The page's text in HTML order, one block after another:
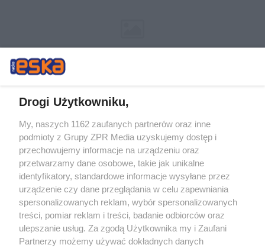
Żaden utwór zamieszczony w serwisie nie może być powielany i
rozpowszechniany lub dalej rozpowszechniany w jakikolwiek sposób (w
tym także elektroniczny lub mechaniczny) na jakimkolwiek polu
eksploatacji w jakiejkolwiek formie, włącznie z umieszczaniem w
Internecie bez pisemnej zgody właściciela praw. Jakiekolwiek użycie lub
wykorzystanie utworów w całości lub w części z naruszeniem prawa,
tzn. bez właściwej zgody, jest zabronione pod groźbą kary i może być
ścigane prawnie.
Drogi Użytkowniku,
My, naszych 1162 zaufanych partnerów oraz inne
podmioty z Grupy ZPR Media uzyskujemy dostęp i
przechowujemy informacje na urządzeniu oraz
przetwarzamy dane osobowe, takie jak unikalne
identyfikatory, standardowe informacje wysyłane przez
urządzenie czy dane przeglądania w celu zapewniania
spersonalizowanych reklam, wybór spersonalizowanych
treści, pomiar reklam i treści, badanie odbiorców oraz
ulepszanie usług. Za zgodą Użytkownika my i Zaufani
Partnerzy możemy używać dokładnych danych